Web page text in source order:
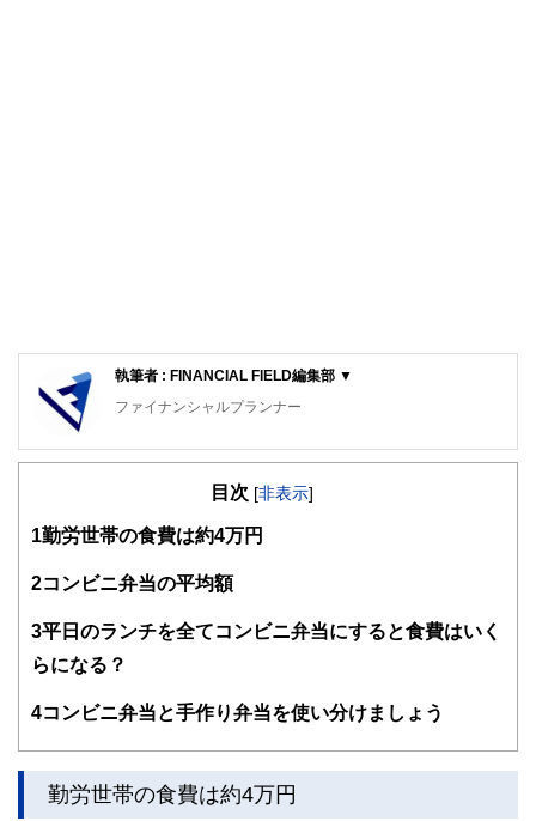
執筆者 : FINANCIAL FIELD編集部 ▼
ファイナンシャルプランナー
FinancialField編集部は、金融、経済に関する記事を、日々
知識がない方でも理解できるようわかりやすく発信していま
得者を中心に「お金や暮らし」に関する書籍・雑誌の編集経
験者で構成され、企画立案から記事掲載まですべての工程に
FinancialFieldの特徴は、ファイナンシャルプランナー、弁
ドバイザー、DCプランナー、公認会計士、社会保険労務
士、行政書士、投資アナリスト、キャリアコンサルタントな
をわかりやすく発信している点です。
目次 [非表示]
1 勤労世帯の食費は約4万円
2コンビニ弁当の平均額
3平日のランチを全てコンビニ弁当にすると食費はいく
らになる？
4コンビニ弁当と手作り弁当を使い分けましょう
勤労世帯の食費は約4万円